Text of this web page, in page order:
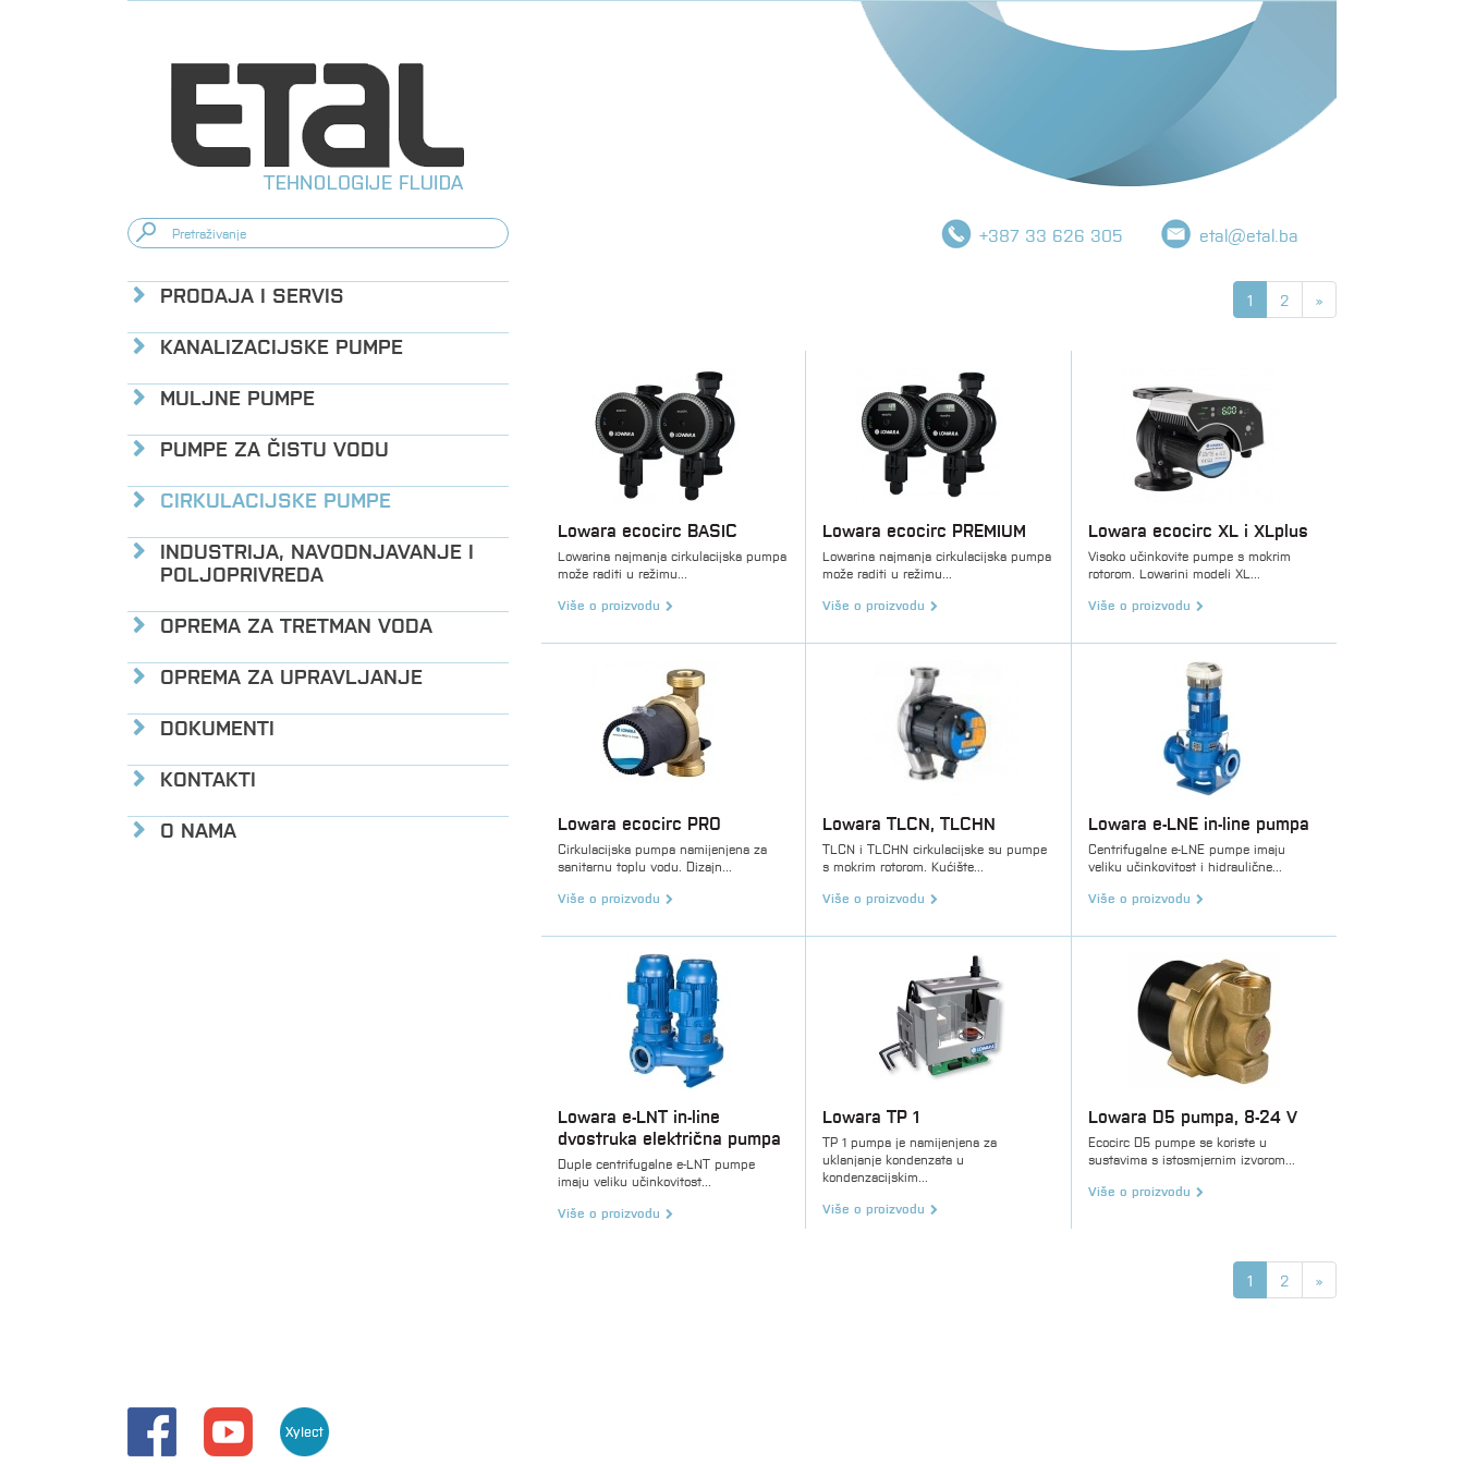
+387 33 626 305 etal@etal.ba
PRODAJA I SERVIS
KANALIZACIJSKE PUMPE
MULJNE PUMPE
PUMPE ZA ČISTU VODU
CIRKULACIJSKE PUMPE
INDUSTRIJA, NAVODNJAVANJE I
POLJOPRIVREDA
OPREMA ZA TRETMAN VODA
OPREMA ZA UPRAVLJANJE
DOKUMENTI
KONTAKTI
O NAMA
1 2 »
Lowara ecocirc BASIC
Lowarina najmanja cirkulacijska pumpa
može raditi u režimu...
Više o proizvodu
Lowara ecocirc PREMIUM
Lowarina najmanja cirkulacijska pumpa
može raditi u režimu...
Više o proizvodu
Lowara ecocirc XL i XLplus
Visoko učinkovite pumpe s mokrim
rotorom. Lowarini modeli XL...
Više o proizvodu
Lowara ecocirc PRO
Cirkulacijska pumpa namijenjena za
sanitarnu toplu vodu. Dizajn...
Više o proizvodu
Lowara TLCN, TLCHN
TLCN i TLCHN cirkulacijske su pumpe
s mokrim rotorom. Kućište...
Više o proizvodu
Lowara e-LNE in-line pumpa
Centrifugalne e-LNE pumpe imaju
veliku učinkovitost i hidraulične...
Više o proizvodu
Lowara e-LNT in-line
dvostruka električna pumpa
Duple centrifugalne e-LNT pumpe
imaju veliku učinkovitost...
Više o proizvodu
Lowara TP 1
TP 1 pumpa je namijenjena za
uklanjanje kondenzata u
kondenzacijskim...
Više o proizvodu
Lowara D5 pumpa, 8-24 V
Ecocirc D5 pumpe se koriste u
sustavima s istosmjernim izvorom...
Više o proizvodu
1 2 »